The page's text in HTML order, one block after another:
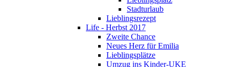
Stadturlaub
Lieblingsrezept
Life - Herbst 2017
Zweite Chance
Neues Herz für Emilia
Lieblingsplätze
Umzug ins Kinder-UKE